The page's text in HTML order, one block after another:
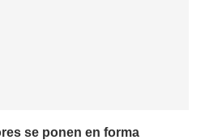
se ponen en forma